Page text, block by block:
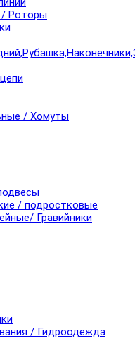
/ Роторы
/ Хомуты
/ подростковые
Гравийники
/ Гидроодежда